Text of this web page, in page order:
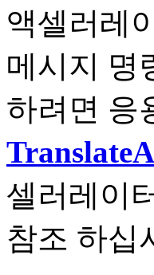
액셀러레
메시지 명
하려면 응
셀러레이
참조 하십